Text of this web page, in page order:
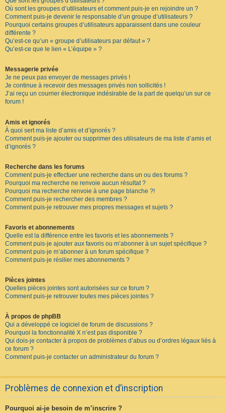
Où sont les groupes d’utilisateurs et comment puis-je en rejoindre un ?
Comment puis-je devenir le responsable d’un groupe d’utilisateurs ?
Pourquoi certains groupes d’utilisateurs apparaissent dans une couleur
différente ?
Qu’est-ce qu’un « groupe d’utilisateurs par défaut » ?
Qu’est-ce que le lien « L’équipe » ?
Messagerie privée
Je ne peux pas envoyer de messages privés !
Je continue à recevoir des messages privés non sollicités !
J’ai reçu un courrier électronique indésirable de la part de quelqu’un sur ce
forum !
Amis et ignorés
À quoi sert ma liste d’amis et d’ignorés ?
Comment puis-je ajouter ou supprimer des utilisateurs de ma liste d’amis et
d’ignorés ?
Recherche dans les forums
Comment puis-je effectuer une recherche dans un ou des forums ?
Pourquoi ma recherche ne renvoie aucun résultat ?
Pourquoi ma recherche renvoie à une page blanche ?!
Comment puis-je rechercher des membres ?
Comment puis-je retrouver mes propres messages et sujets ?
Favoris et abonnements
Quelle est la différence entre les favoris et les abonnements ?
Comment puis-je ajouter aux favoris ou m’abonner à un sujet spécifique ?
Comment puis-je m’abonner à un forum spécifique ?
Comment puis-je résilier mes abonnements ?
Pièces jointes
Quelles pièces jointes sont autorisées sur ce forum ?
Comment puis-je retrouver toutes mes pièces jointes ?
À propos de phpBB
Qui a développé ce logiciel de forum de discussions ?
Pourquoi la fonctionnalité X n’est pas disponible ?
Qui dois-je contacter à propos de problèmes d’abus ou d’ordres légaux liés à
ce forum ?
Comment puis-je contacter un administrateur du forum ?
Problèmes de connexion et d’inscription
Pourquoi ai-je besoin de m’inscrire ?